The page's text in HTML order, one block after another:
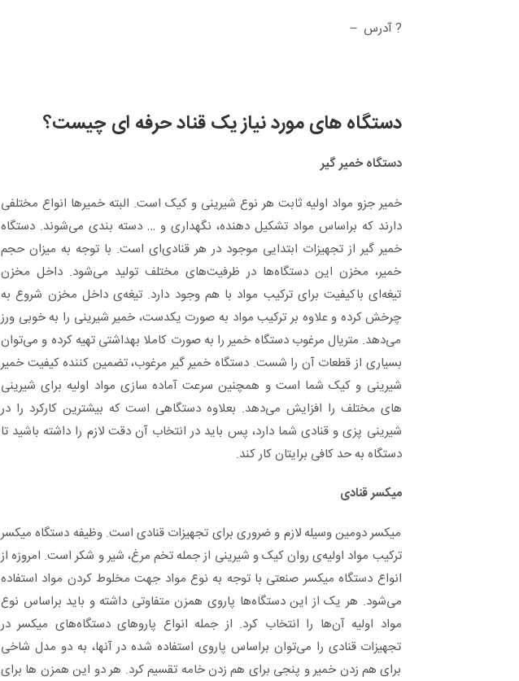
? آدرس –
دستگاه های مورد نیاز یک قناد حرفه ای چیست؟
دستگاه خمیر گیر
خمیر جزو مواد اولیه ثابت هر نوع شیرینی و کیک است. البته خمیرها انواع مختلفی
دارند که براساس مواد تشکیل دهنده، نگهداری و … دسته بندی می‌شوند. دستگاه
خمیر گیر از تجهیزات ابتدایی موجود در هر قنادی‌ای است. با توجه به میزان حجم
خمیر، مخزن این دستگاه‌ها در ظرفیت‌های مختلف تولید می‌شود. داخل مخزن
تیغه‌ای باکیفیت برای ترکیب مواد با هم وجود دارد. تیغه‌ی‌ داخل مخزن شروع به
چرخش کرده و علاوه بر ترکیب مواد به صورت یکدست، خمیر شیرینی را به خوبی ورز
می‌دهد. متریال مرغوب دستگاه خمیر را به صورت کاملا بهداشتی تهیه کرده و می‌توان
بسیاری از قطعات آن را شست. دستگاه خمیر گیر مرغوب، تضمین کننده کیفیت خمیر
شیرینی و کیک شما است و همچنین سرعت آماده سازی مواد اولیه برای شیرینی
های مختلف را افزایش می‌دهد. بعلاوه دستگاهی است که بیشترین کارکرد را در
شیرینی پزی و قنادی شما دارد، پس باید در انتخاب آن دقت لازم را داشته باشید تا
دستگاه به حد کافی برایتان کار کند.
میکسر قنادی
میکسر دومین وسیله لازم و ضروری برای تجهیزات قنادی است. وظیفه دستگاه میکسر
ترکیب مواد اولیه‌ی روان کیک و شیرینی از جمله تخم مرغ، شیر و شکر است. امروزه از
انواع دستگاه میکسر صنعتی با توجه به نوع مواد جهت مخلوط کردن مواد استفاده
می‌شود. هر یک از این دستگاه‌ها پاروی همزن متفاوتی داشته و باید براساس نوع
مواد اولیه آن‌ها را انتخاب کرد. از جمله انواع پاروهای دستگاه‌های میکسر در
تجهیزات قنادی را می‌توان براساس پاروی استفاده شده در آنها، به دو مدل شاخی
برای هم زدن خمیر و پنجی برای هم زدن خامه تقسیم کرد. هر دو این همزن ها برای